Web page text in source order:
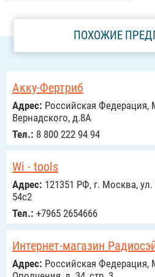
ПОХОЖИЕ
Акку-Фертриб
Адрес: Российcкая Федерация,
Вернадского, д.8А
Тел.: 8 800 222 94 94
Wi - tools
Адрес: 121351 РФ, г. Москва,
54с2
Тел.: +7965 2654666
Интернет-магазин
Адрес: Российcкая Федерация,